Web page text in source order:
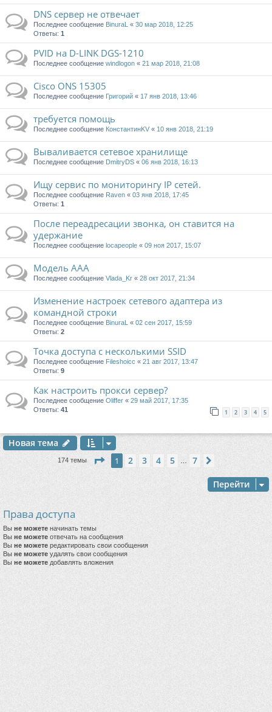
DNS сервер не отвечает
Последнее сообщение BinuraL « 30 мар 2018, 12:25
Ответы: 1
PVID на D-LINK DGS-1210
Последнее сообщение windlogon « 21 мар 2018, 21:08
Cisco ONS 15305
Последнее сообщение Григорий « 17 янв 2018, 13:46
требуется помощь
Последнее сообщение КонстантинKV « 10 янв 2018, 21:19
Вываливается сетевое хранилище
Последнее сообщение DmitryDS « 06 янв 2018, 16:13
Ищу сервис по мониторингу IP сетей.
Последнее сообщение Raven « 03 янв 2018, 17:45
Ответы: 1
После переадресации звонка, он ставится на
удержание
Последнее сообщение locapeople « 09 ноя 2017, 15:07
Модель AAA
Последнее сообщение Vlada_Kr « 28 окт 2017, 21:34
Изменение настроек сетевого адаптера из
командной строки
Последнее сообщение BinuraL « 02 сен 2017, 15:59
Ответы: 2
Точка доступа с несколькими SSID
Последнее сообщение Fileshoicc « 21 авг 2017, 13:47
Ответы: 9
Как настроить прокси сервер?
Последнее сообщение Oliffer « 29 май 2017, 17:35
Ответы: 41 1 2 3 4 5
Новая тема
174 темы Страница из 7
1 2 3 4 5 7
Перейти
Права доступа
Вы не можете начинать темы
Вы не можете отвечать на сообщения
Вы не можете редактировать свои сообщения
Вы не можете удалять свои сообщения
Вы не можете добавлять вложения